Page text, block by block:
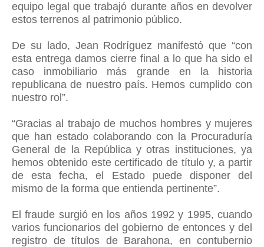
equipo legal que trabajó durante años en devolver
estos terrenos al patrimonio público.
De su lado, Jean Rodríguez manifestó que “con
esta entrega damos cierre final a lo que ha sido el
caso inmobiliario más grande en la historia
republicana de nuestro país. Hemos cumplido con
nuestro rol”.
“Gracias al trabajo de muchos hombres y mujeres
que han estado colaborando con la Procuraduría
General de la República y otras instituciones, ya
hemos obtenido este certificado de título y, a partir
de esta fecha, el Estado puede disponer del
mismo de la forma que entienda pertinente”.
El fraude surgió en los años 1992 y 1995, cuando
varios funcionarios del gobierno de entonces y del
registro de títulos de Barahona, en contubernio